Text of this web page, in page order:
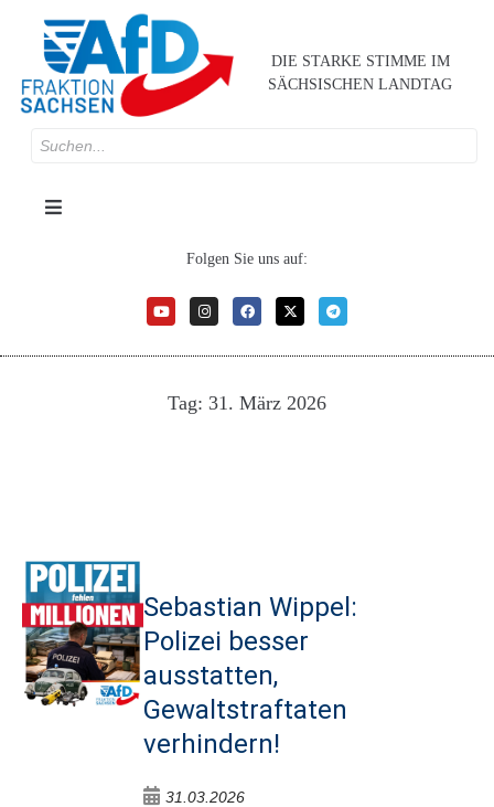
DIE STARKE STIMME IM
SÄCHSISCHEN LANDTAG
Folgen Sie uns auf:
Tag: 31. März 2026
Sebastian Wippel:
Polizei besser
ausstatten,
Gewaltstraftaten
verhindern!
31.03.2026